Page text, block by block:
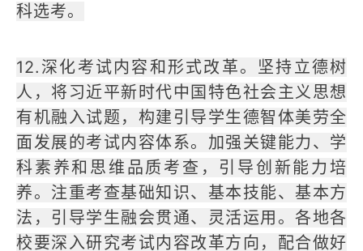
科选考。
12.深化考试内容和形式改革。坚持立德树
人，将习近平新时代中国特色社会主义思想
有机融入试题，构建引导学生德智体美劳全
面发展的考试内容体系。加强关键能力、学
科素养和思维品质考查，引导创新能力培
养。注重考查基础知识、基本技能、基本方
法，引导学生融会贯通、灵活运用。各地各
校要深入研究考试内容改革方向，配合做好